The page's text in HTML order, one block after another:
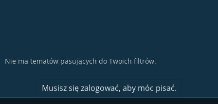
Nie ma tematów pasujących do Twoich filtrów.
Musisz się zalogować, aby móc pisać.